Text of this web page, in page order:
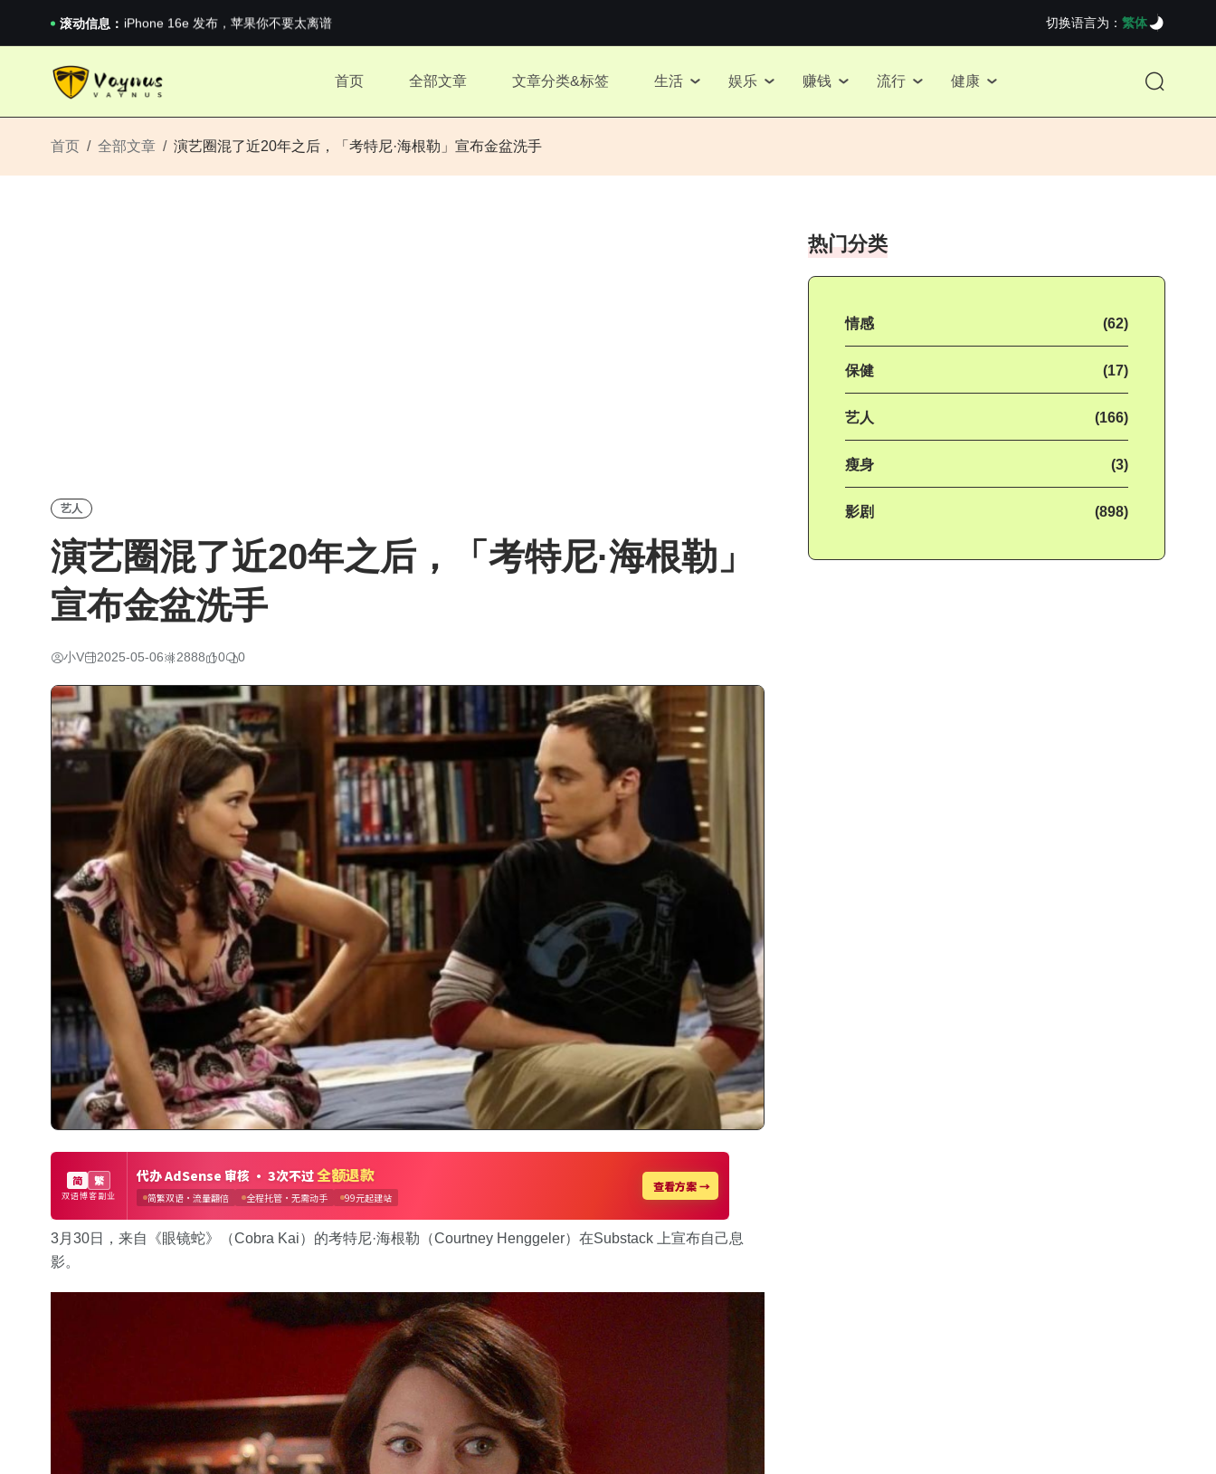
滚动信息： iPhone 16e 发布，苹果你不要太离谱
2026澳网男单收官：全满贯对上全满亚，德约...
iPhone 16e 发布，苹果你不要太离谱
切换语言为： 繁体
首页 全部文章 文章分类&标签 生活 娱乐 赚钱 流行 健康
首页 全部文章 演艺圈混了近20年之后，「考特尼·海根勒」宣布金盆洗手
艺人
演艺圈混了近20年之后，「考特尼·海根勒」
宣布金盆洗手
小V 2025-05-06 2888 0 0
3月30日，来自《眼镜蛇》（Cobra Kai）的考特尼·海根勒（Courtney Henggeler）在Substack 上宣布自己息
影。
热门分类
情感 (62)
保健 (17)
艺人 (166)
瘦身 (3)
影剧 (898)